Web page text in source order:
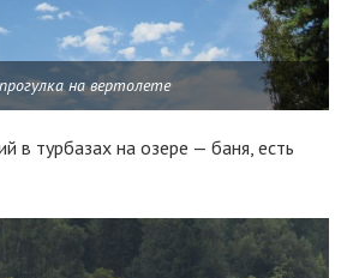
прогулка на вертолете
в турбазах на озере — баня, есть